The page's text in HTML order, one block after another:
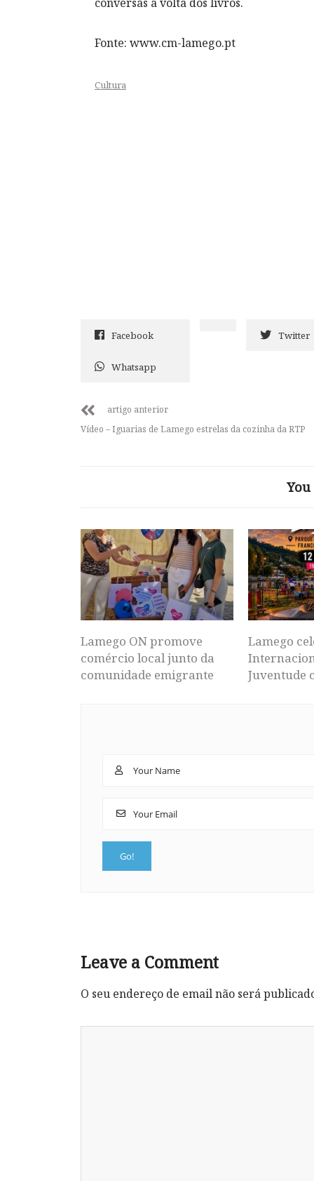
Fonte: www.cm-lamego.pt
Cultura
Facebook Twitter
Whatsapp
artigo anterior
Vídeo – Iguarias de Lamego estrelas da cozinha da RTP
Lamego ON promove
comércio local junto da
comunidade emigrante
Lamego
Juventude
Leave a Comment
O seu endereço de email não será